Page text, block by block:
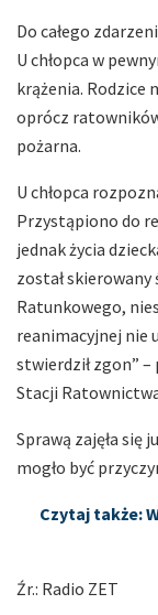
Do całego
U chłopca w
krążenia. Rodzice
oprócz
pożarna.
U chłopca
Przystąpiono do
jednak życia
został
Ratunkowego,
reanimacyjnej nie
stwierdził zgon” –
Stacji
Sprawą zajęła się
mogło być
Czytaj także:
Źr.: Radio ZET